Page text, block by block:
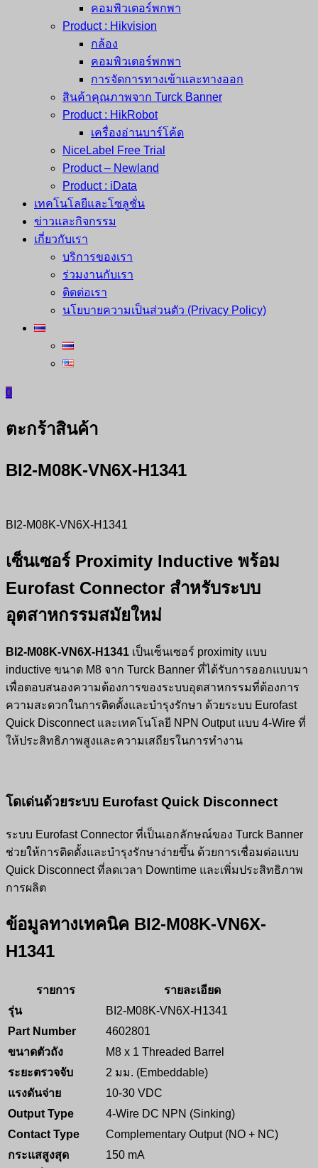
คอมพิวเตอร์พกพา
Product : Hikvision
กล้อง
คอมพิวเตอร์พกพา
การจัดการทางเข้าและทางออก
สินค้าคุณภาพจาก Turck Banner
Product : HikRobot
เครื่องอ่านบาร์โค้ด
NiceLabel Free Trial
Product – Newland
Product : iData
เทคโนโลยีและโซลูชั่น
ข่าวและกิจกรรม
เกี่ยวกับเรา
บริการของเรา
ร่วมงานกับเรา
ติดต่อเรา
นโยบายความเป็นส่วนตัว (Privacy Policy)
0
ตะกร้าสินค้า
BI2-M08K-VN6X-H1341
BI2-M08K-VN6X-H1341
เซ็นเซอร์ Proximity Inductive พร้อม
Eurofast Connector สำหรับระบบ
อุตสาหกรรมสมัยใหม่
BI2-M08K-VN6X-H1341 เป็นเซ็นเซอร์ proximity แบบ
inductive ขนาด M8 จาก Turck Banner ที่ได้รับการออกแบบมา
เพื่อตอบสนองความต้องการของระบบอุตสาหกรรมที่ต้องการ
ความสะดวกในการติดตั้งและบำรุงรักษา ด้วยระบบ Eurofast
Quick Disconnect และเทคโนโลยี NPN Output แบบ 4-Wire ที่
ให้ประสิทธิภาพสูงและความเสถียรในการทำงาน
โดเด่นด้วยระบบ Eurofast Quick Disconnect
ระบบ Eurofast Connector ที่เป็นเอกลักษณ์ของ Turck Banner
ช่วยให้การติดตั้งและบำรุงรักษาง่ายขึ้น ด้วยการเชื่อมต่อแบบ
Quick Disconnect ที่ลดเวลา Downtime และเพิ่มประสิทธิภาพ
การผลิต
ข้อมูลทางเทคนิค BI2-M08K-VN6X-
H1341
รายการ
รายละเอียด
รุ่น
BI2-M08K-VN6X-H1341
Part Number
4602801
ขนาดตัวถัง
M8 x 1 Threaded Barrel
ระยะตรวจจับ
2 มม. (Embeddable)
แรงดันจ่าย
10-30 VDC
Output Type
4-Wire DC NPN (Sinking)
Contact Type
Complementary Output (NO + NC)
กระแสสูงสุด
150 mA